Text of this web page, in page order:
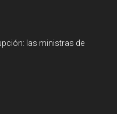
las ministras de